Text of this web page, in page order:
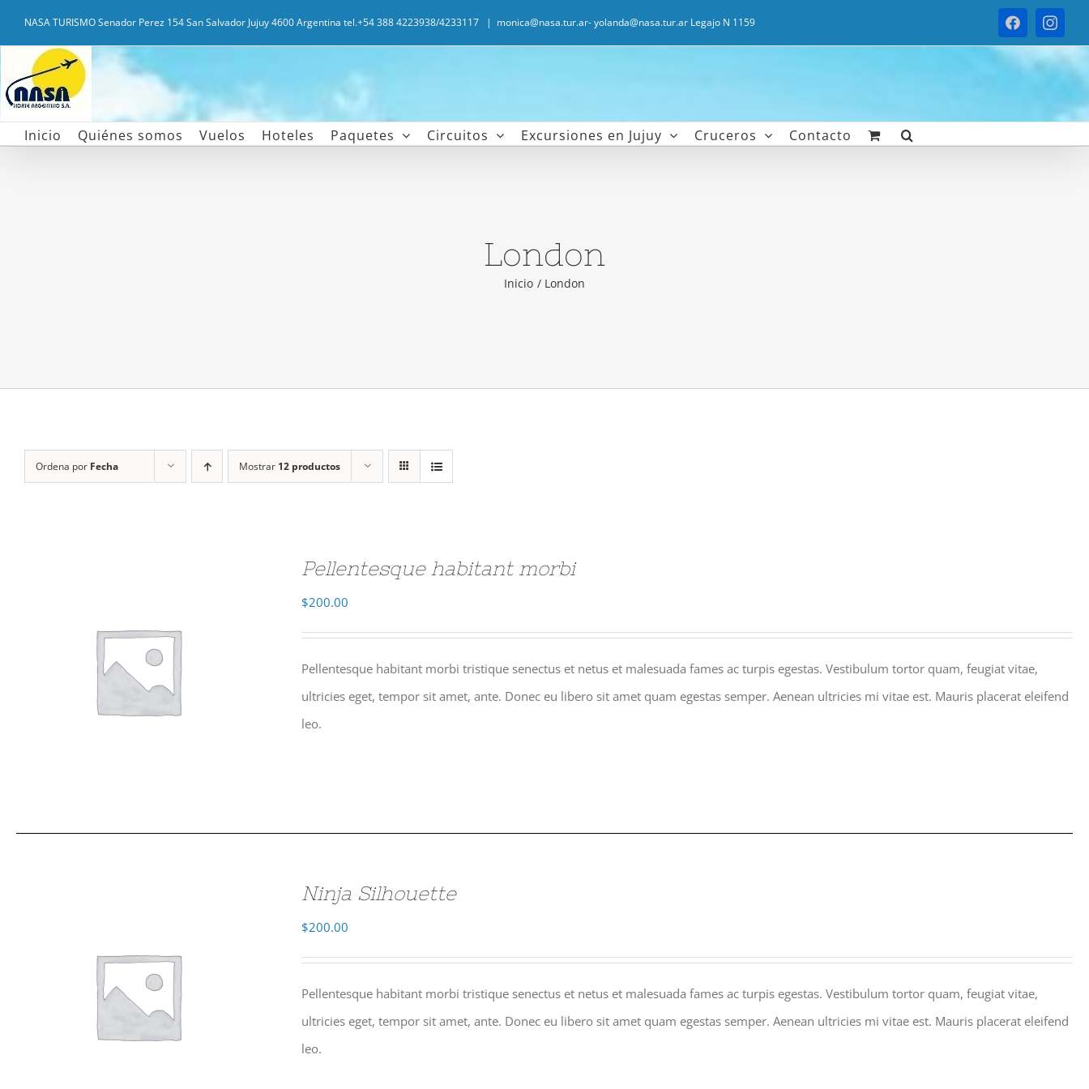
contenido
NASA TURISMO Senador Perez 154 San Salvador Jujuy 4600 Argentina tel.+54 388 4223938/4233117 | monica@nasa.tur.ar- yolanda@nasa.tur.ar Legajo N 1159 Facebook
Inicio Quiénes somos Vuelos Hoteles Paquetes Circuitos Excursiones en Jujuy Cruceros Contacto
London
Inicio London
Ordena por Fecha Mostrar 12 productos
Pellentesque habitant morbi
$200.00
Pellentesque habitant morbi tristique senectus et netus et malesuada fames ac turpis egestas. Vestibulum tortor quam, feugiat vitae,
ultricies eget, tempor sit amet, ante. Donec eu libero sit amet quam egestas semper. Aenean ultricies mi vitae est. Mauris placerat eleifend
leo.
Ninja Silhouette
$200.00
Pellentesque habitant morbi tristique senectus et netus et malesuada fames ac turpis egestas. Vestibulum tortor quam, feugiat vitae,
ultricies eget, tempor sit amet, ante. Donec eu libero sit amet quam egestas semper. Aenean ultricies mi vitae est. Mauris placerat eleifend
leo.